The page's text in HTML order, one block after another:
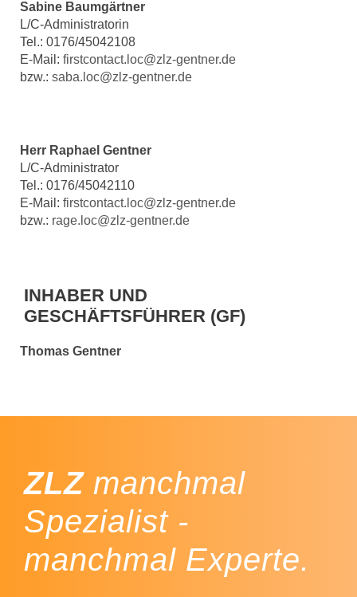
Sabine Baumgärtner
L/C-Administratorin
Tel.: 0176/45042108
E-Mail: firstcontact.loc@zlz-gentner.de
bzw.: saba.loc@zlz-gentner.de
Herr Raphael Gentner
L/C-Administrator
Tel.: 0176/45042110
E-Mail: firstcontact.loc@zlz-gentner.de
bzw.: rage.loc@zlz-gentner.de
INHABER UND
GESCHÄFTSFÜHRER (GF)
Thomas Gentner
ZLZmanchmal
Spezialist -
manchmal Experte.